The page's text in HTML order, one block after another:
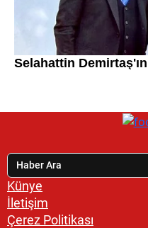
Künye
İletişim
Çerez Politikası